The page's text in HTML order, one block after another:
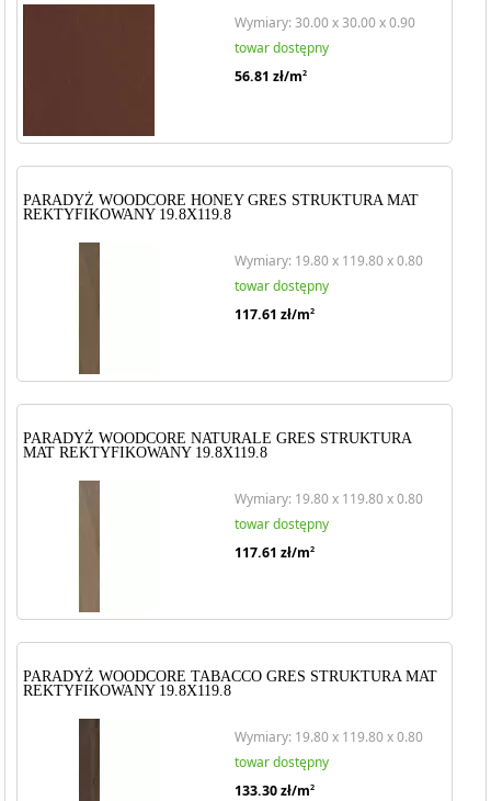
Wymiary: 30.00 x 30.00 x 0.90
towar dostępny
56.81 zł/m2
PARADYŻ WOODCORE HONEY GRES STRUKTURA MAT
REKTYFIKOWANY 19.8X119.8
Wymiary: 19.80 x 119.80 x 0.80
towar dostępny
117.61 zł/m2
PARADYŻ WOODCORE NATURALE GRES STRUKTURA
MAT REKTYFIKOWANY 19.8X119.8
Wymiary: 19.80 x 119.80 x 0.80
towar dostępny
117.61 zł/m2
PARADYŻ WOODCORE TABACCO GRES STRUKTURA MAT
REKTYFIKOWANY 19.8X119.8
Wymiary: 19.80 x 119.80 x 0.80
towar dostępny
133.30zł/m2